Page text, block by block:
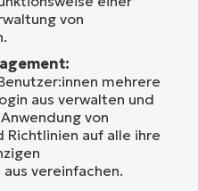
von
mehrere
aus verwalten und
von
Richtlinien auf alle ihre
vereinfachen.